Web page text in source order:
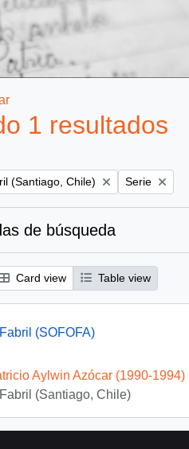
1 resultados
(Santiago, Chile) Remove filter:
Serie
de búsqueda
Card view Table view
(SOFOFA)
Aylwin Azócar (1990-1994)
(Santiago, Chile)